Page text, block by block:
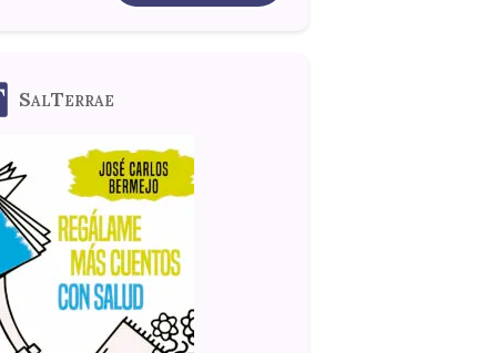
SalTerrae